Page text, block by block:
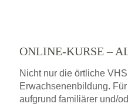
ONLINE-KURSE –
Nicht nur die örtliche
Erwachsenenbildung.
aufgrund familiärer und/